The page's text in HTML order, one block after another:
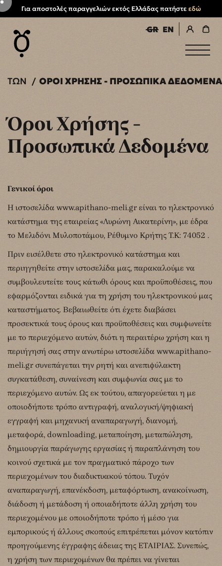
Για αποστολές παραγγελιών εκτός Ελλάδας πατήστεεδώ
GR EN
ΌΡΟΙ ΧΡΉΣΗΣ - ΠΡΟΣΩΠΙΚΆ ΔΕΔΟΜΈΝΑ
Όροι Χρήσης -
Προσωπικά Δεδομένα
Γενικοί όροι
H ιστοσελίδα www.apithano-meli.gr είναι το ηλεκτρονικό
κατάστημα της εταιρείας «Λυρώνη Αικατερίνη», με έδρα
τo Μελιδόνι Μυλοποτάμου, Ρέθυμνο Κρήτης Τ.Κ: 74052 .
Πριν εισέλθετε στο ηλεκτρονικό κατάστημα και
περιηγηθείτε στην ιστοσελίδα μας, παρακαλούμε να
συμβουλευτείτε τους κάτωθι όρους και προϋποθέσεις, που
εφαρμόζονται ειδικά για τη χρήση του ηλεκτρονικού μας
καταστήματος. Βεβαιωθείτε ότι έχετε διαβάσει
προσεκτικά τους όρους και προϋποθέσεις και συμφωνείτε
με το περιεχόμενο αυτών, διότι η περαιτέρω χρήση και η
περιήγησή σας στην ανωτέρω ιστοσελίδα www.apithano-
meli.gr συνεπάγεται την ρητή και ανεπιφύλακτη
συγκατάθεση, συναίνεση και συμφωνία σας με το
περιεχόμενο αυτών. Ως εκ τούτου, απαγορεύεται η με
οποιοδήποτε τρόπο αντιγραφή, αναλογική/ψηφιακή
εγγραφή και μηχανική αναπαραγωγή, διανομή,
μεταφορά, downloading, μεταποίηση, μεταπώληση,
δημιουργία παράγωγης εργασίας ή παραπλάνηση του
κοινού σχετικά με τον πραγματικό πάροχο των
περιεχομένων του διαδικτυακού τόπου. Τυχόν
αναπαραγωγή, επανέκδοση, μεταφόρτωση, ανακοίνωση,
διάδοση ή μετάδοση ή οποιαδήποτε άλλη χρήση του
περιεχομένου με οποιοδήποτε τρόπο ή μέσο για
εμπορικούς ή άλλους σκοπούς επιτρέπεται μόνον κατόπιν
προηγούμενης έγγραφης άδειας της ΕΤΑΙΡΙΑΣ. Συνεπώς,
η χρήση των περιεχομένων θα πρέπει να γίνεται